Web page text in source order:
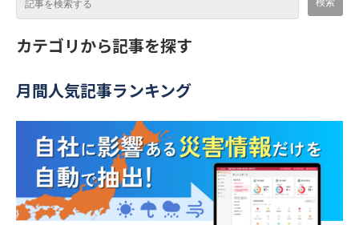
カテゴリから記事を探す
月間人気記事ランキング